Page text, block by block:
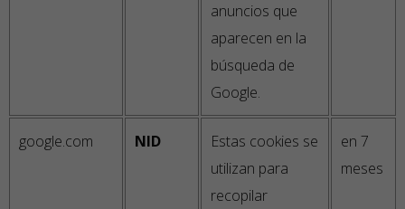
anuncios que
aparecen en la
búsqueda de
Google.
google.com NID
Estas cookies se
utilizan para
recopilar
en 7
meses